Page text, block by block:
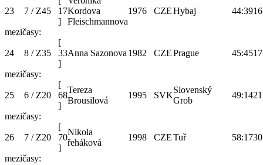
23 7 / Z45
17
]
Kordova
Fleischmannova
1976 CZEHybaj 44:39
mezičasy:
24 8 / Z35
[
33
]
Anna Sazonova1982 CZEPrague 45:45
mezičasy:
25 6 / Z20
[
68
]
Tereza
Brousilová
1995 SVK
Slovenský
Grob
49:14
mezičasy:
26 7 / Z20
[
70
]
Nikola
řeháková
1998 CZETuř 58:17
mezičasy: